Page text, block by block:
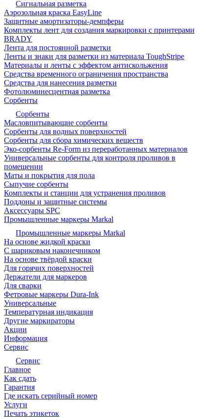
Сигнальная разметка
Аэрозольная краска EasyLine
Защитные амортизаторы-демпферы
Комплекты лент для создания маркировки с принтерами
BRADY
Лента для постоянной разметки
Ленты и знаки для разметки из материала ToughStripe
Материалы и ленты с эффектом антискольжения
Средства временного ограничения пространства
Средства для нанесения разметки
Фотолюминесцентная разметка
Сорбенты
Сорбенты
Масловпитывающие сорбенты
Сорбенты для водных поверхностей
Сорбенты для сбора химических веществ
Эко-сорбенты Re-Form из переработанных материалов
Универсальные сорбенты для контроля проливов в
помещении
Маты и покрытия для пола
Сыпучие сорбенты
Комплекты и станции для устранения проливов
Поддоны и защитные системы
Аксессуары SPC
Промышленные маркеры Markal
Промышленные маркеры Markal
На основе жидкой краски
С шариковым наконечником
На основе твёрдой краски
Для горячих поверхностей
Держатели для маркеров
Для сварки
Фетровые маркеры Dura-Ink
Универсальные
Температурная индикация
Другие маркираторы
Акции
Информация
Сервис
Сервис
Главное
Как сдать
Гарантия
Где искать серийный номер
Услуги
Печать этикеток